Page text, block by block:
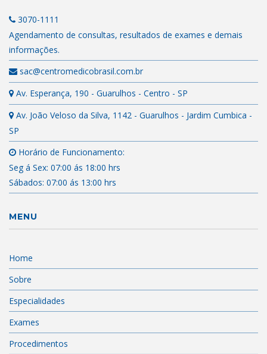
3070-1111
Agendamento de consultas, resultados de exames e demais
informações.
sac@centromedicobrasil.com.br
Av. Esperança, 190 - Guarulhos - Centro - SP
Av. João Veloso da Silva, 1142 - Guarulhos - Jardim Cumbica -
SP
Horário de Funcionamento:
Seg á Sex: 07:00 ás 18:00 hrs
Sábados: 07:00 ás 13:00 hrs
MENU
Home
Sobre
Especialidades
Exames
Procedimentos